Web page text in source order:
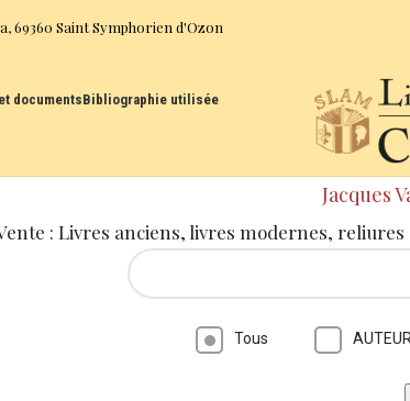
69360 Saint Symphorien d'Ozon
documentsBibliographie utilisée
Jacques
: Livres anciens, livres modernes,
Tous